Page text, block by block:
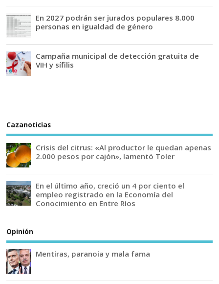
En 2027 podrán ser jurados populares 8.000
personas en igualdad de género
Campaña municipal de detección gratuita de
VIH y sífilis
Cazanoticias
Crisis del citrus: «Al productor le quedan apenas
2.000 pesos por cajón», lamentó Toler
En el último año, creció un 4 por ciento el
empleo registrado en la Economía del
Conocimiento en Entre Ríos
Opinión
Mentiras, paranoia y mala fama